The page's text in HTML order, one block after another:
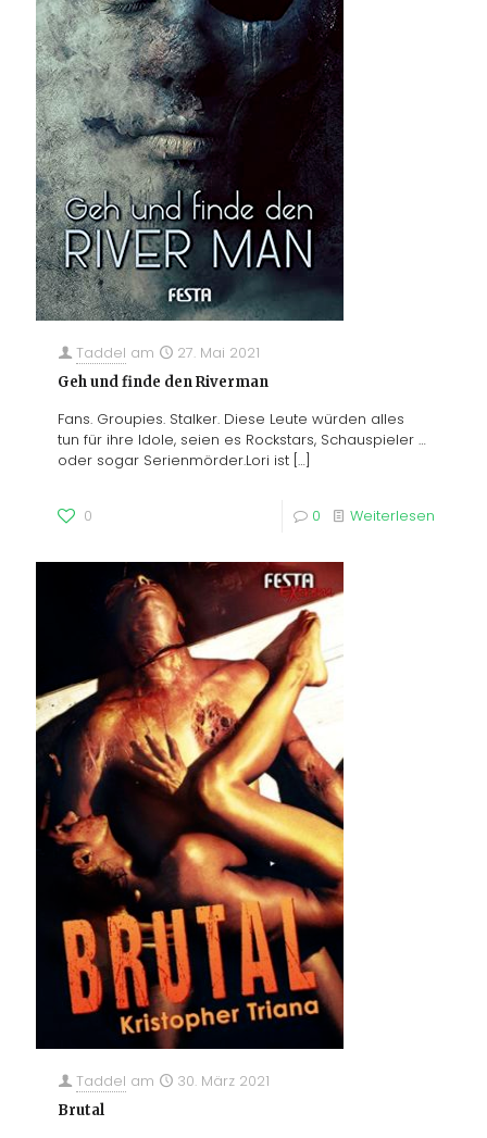
Taddel am 27. Mai 2021
Geh und finde den Riverman
Fans. Groupies. Stalker. Diese Leute würden alles
tun für ihre Idole, seien es Rockstars, Schauspieler …
oder sogar Serienmörder.Lori ist […]
0 0 Weiterlesen
Taddel am 30. März 2021
Brutal